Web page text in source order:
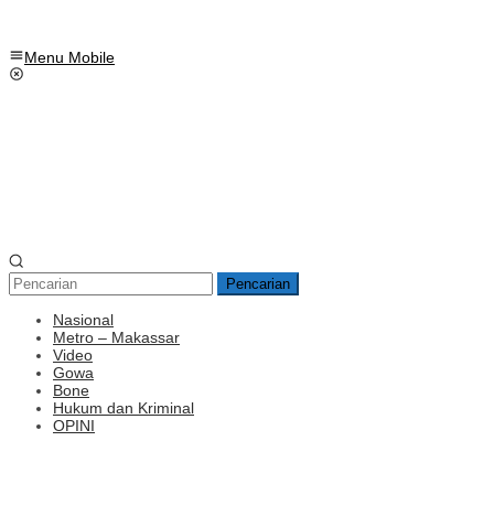
Menu Mobile
Pencarian
Nasional
Metro – Makassar
Video
Gowa
Bone
Hukum dan Kriminal
OPINI